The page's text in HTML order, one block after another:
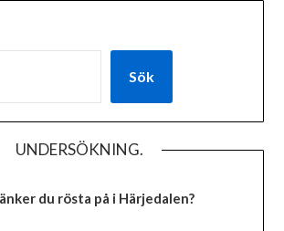
Sök
UNDERSÖKNING.
du rösta på i Härjedalen?